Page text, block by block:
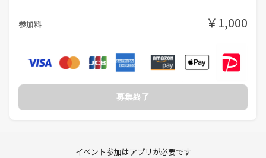
一緒にバウンドコーデを楽しみながら、自分の"推し"を語り合いません
か？参加料 ￥1,000
募集終了
イベント参加はアプリが必要です